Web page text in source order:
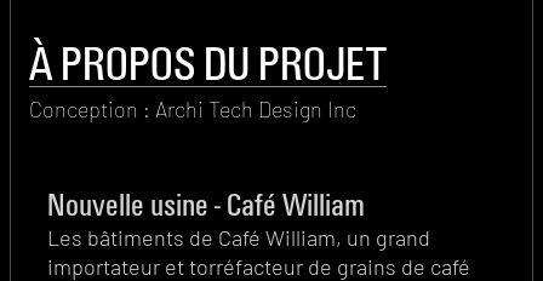
À PROPOS DU PROJET
Conception : Archi Tech Design Inc
Nouvelle usine - Café William
Les bâtiments de Café William, un grand
importateur et torréfacteur de grains de café